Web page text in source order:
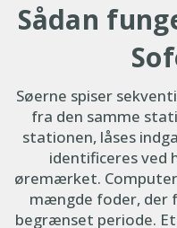
Sådan
Søerne spiser
fra den samme
stationen, låses
identificeres ved
øremærket.
mængde foder, der
begrænset periode.